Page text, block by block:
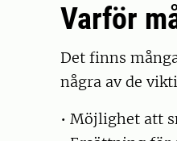
Varför
Det finns
några av de
• Möjlighet att